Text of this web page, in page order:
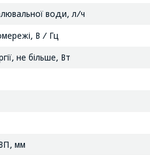
води, л/ч
В / Гц
не більше, Вт
мм